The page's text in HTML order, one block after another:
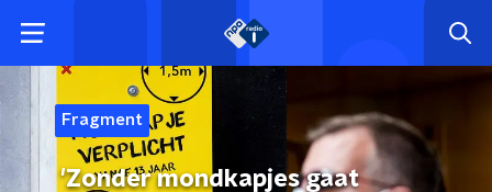
Fragment
'Zonder mondkapjes gaat